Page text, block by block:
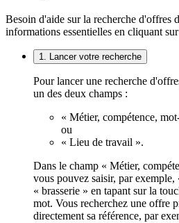
Besoin d'aide sur la recherche d'offres
informations essentielles en cliquant
1. Lancer votre recherche
Pour lancer une recherche
un des deux champs :
« Métier, compétence,
ou
« Lieu de travail ».
Dans le champ « Métier,
vous pouvez saisir, par exemple,
« brasserie » en tapant sur la
mot. Vous recherchez une offre
directement sa référence, par